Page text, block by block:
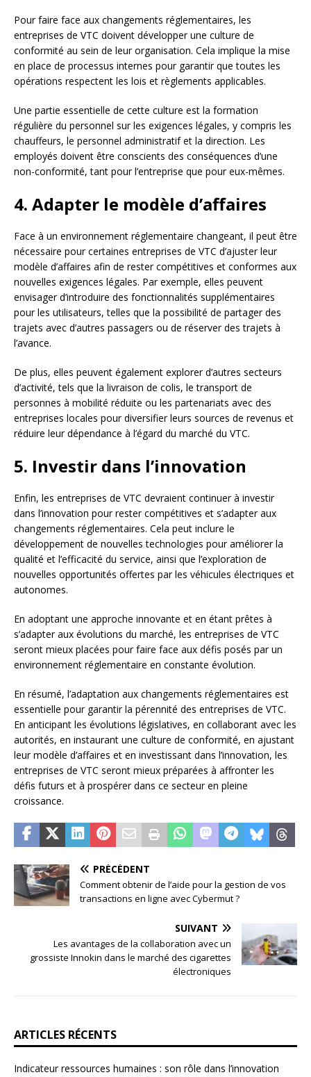
Pour faire face aux changements réglementaires, les
entreprises de VTC doivent développer une culture de
conformité au sein de leur organisation. Cela implique la mise
en place de processus internes pour garantir que toutes les
opérations respectent les lois et règlements applicables.
Une partie essentielle de cette culture est la formation
régulière du personnel sur les exigences légales, y compris les
chauffeurs, le personnel administratif et la direction. Les
employés doivent être conscients des conséquences d’une
non-conformité, tant pour l’entreprise que pour eux-mêmes.
4. Adapter le modèle d’affaires
Face à un environnement réglementaire changeant, il peut être
nécessaire pour certaines entreprises de VTC d’ajuster leur
modèle d’affaires afin de rester compétitives et conformes aux
nouvelles exigences légales. Par exemple, elles peuvent
envisager d’introduire des fonctionnalités supplémentaires
pour les utilisateurs, telles que la possibilité de partager des
trajets avec d’autres passagers ou de réserver des trajets à
l’avance.
De plus, elles peuvent également explorer d’autres secteurs
d’activité, tels que la livraison de colis, le transport de
personnes à mobilité réduite ou les partenariats avec des
entreprises locales pour diversifier leurs sources de revenus et
réduire leur dépendance à l’égard du marché du VTC.
5. Investir dans l’innovation
Enfin, les entreprises de VTC devraient continuer à investir
dans l’innovation pour rester compétitives et s’adapter aux
changements réglementaires. Cela peut inclure le
développement de nouvelles technologies pour améliorer la
qualité et l’efficacité du service, ainsi que l’exploration de
nouvelles opportunités offertes par les véhicules électriques et
autonomes.
En adoptant une approche innovante et en étant prêtes à
s’adapter aux évolutions du marché, les entreprises de VTC
seront mieux placées pour faire face aux défis posés par un
environnement réglementaire en constante évolution.
En résumé, l’adaptation aux changements réglementaires est
essentielle pour garantir la pérennité des entreprises de VTC.
En anticipant les évolutions législatives, en collaborant avec les
autorités, en instaurant une culture de conformité, en ajustant
leur modèle d’affaires et en investissant dans l’innovation, les
entreprises de VTC seront mieux préparées à affronter les
défis futurs et à prospérer dans ce secteur en pleine
croissance.
PRÉCÉDENT
Comment obtenir de l’aide pour la gestion de vos
transactions en ligne avec Cybermut ?
SUIVANT
Les avantages de la collaboration avec un
grossiste Innokin dans le marché des cigarettes
électroniques
ARTICLES RÉCENTS
Indicateur ressources humaines : son rôle dans l’innovation